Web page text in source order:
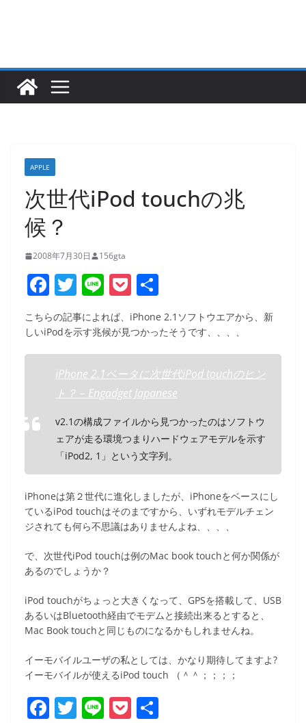
APPLE
次世代iPod touchの兆
候？
2008年7月30日 156gta
F
a
c
e
b
o
o
k
T
w
itt
er
Li
n
e
P
o
ck
et
有
こちらの記事によれば、iPhone 2.1ソフトウエアから、新
しいiPodを示す兆候が見つかったそうです、、、、
iPhone 2.1ベータに次世代iPod touchのヒン
ト？ – Engadget Japanese
v2.1の構成ファイルから見つかったのはソフトウ
ェアが走る環境つまりハードウェアモデルを示す
「iPod2, 1」という文字列。
iPhoneは第２世代に進化しましたが、iPhoneをベースにし
ているiPod touchはそのまですから、いずれモデルチェン
ジされても何ら不思議はありませんよね、、、、
で、次世代iPod touchは例のMac book touchと何か関係が
あるのでしょうか？
iPod touchがちょっと大きくなって、GPSを搭載して、USB
あるいはBluetooth経由でモデムと接続出来るとすると、
Mac Book touchと同じものになるかもしれませんね。
イーモバイルユーザの私としては、かなり期待してますよ?
イーモバイルが使えるiPod touch （＾＾；；；；
F T Li P